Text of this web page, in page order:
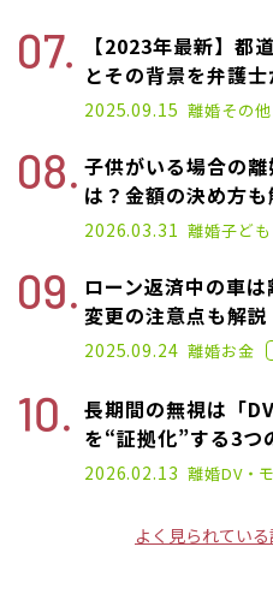
【2023年最新】都
とその背景を弁護
2025.05.27
2025.09.15 離婚その他
子供がいる場合の
は？金額の決め方も
2025.07.02
2026.03.31 離婚子ども
ローン返済中の車
変更の注意点も解説
2021.07.07
2025.09.24 離婚お金
長期間の無視は「
を“証拠化”する3つ
2026.02.13 離婚DV・
よく見られてい